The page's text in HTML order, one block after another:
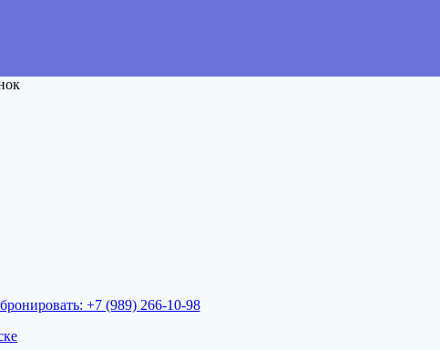
+7 (989) 266-10-98